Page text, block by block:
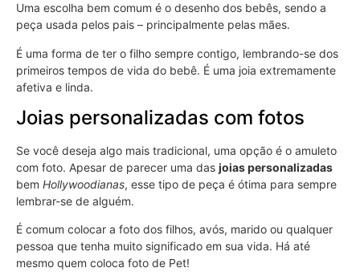
Uma escolha bem comum é o desenho dos bebês, sendo a
peça usada pelos pais – principalmente pelas mães.
É uma forma de ter o filho sempre contigo, lembrando-se dos
primeiros tempos de vida do bebê. É uma joia extremamente
afetiva e linda.
Joias personalizadas com fotos
Se você deseja algo mais tradicional, uma opção é o amuleto
com foto. Apesar de parecer uma das joias personalizadas
bem Hollywoodianas, esse tipo de peça é ótima para sempre
lembrar-se de alguém.
É comum colocar a foto dos filhos, avós, marido ou qualquer
pessoa que tenha muito significado em sua vida. Há até
mesmo quem coloca foto de Pet!